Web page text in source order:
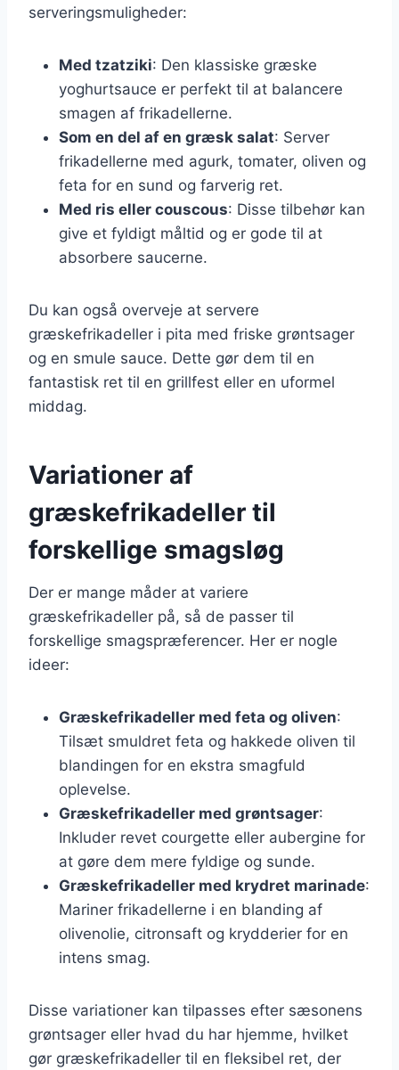
serveringsmuligheder:
Med tzatziki: Den klassiske græske
yoghurtsauce er perfekt til at balancere
smagen af frikadellerne.
Som en del af en græsk salat: Server
frikadellerne med agurk, tomater, oliven og
feta for en sund og farverig ret.
Med ris eller couscous: Disse tilbehør kan
give et fyldigt måltid og er gode til at
absorbere saucerne.
Du kan også overveje at servere
græskefrikadeller i pita med friske grøntsager
og en smule sauce. Dette gør dem til en
fantastisk ret til en grillfest eller en uformel
middag.
Variationer af
græskefrikadeller til
forskellige smagsløg
Der er mange måder at variere
græskefrikadeller på, så de passer til
forskellige smagspræferencer. Her er nogle
ideer:
Græskefrikadeller med feta og oliven:
Tilsæt smuldret feta og hakkede oliven til
blandingen for en ekstra smagfuld
oplevelse.
Græskefrikadeller med grøntsager:
Inkluder revet courgette eller aubergine for
at gøre dem mere fyldige og sunde.
Græskefrikadeller med krydret marinade:
Mariner frikadellerne i en blanding af
olivenolie, citronsaft og krydderier for en
intens smag.
Disse variationer kan tilpasses efter sæsonens
grøntsager eller hvad du har hjemme, hvilket
gør græskefrikadeller til en fleksibel ret, der